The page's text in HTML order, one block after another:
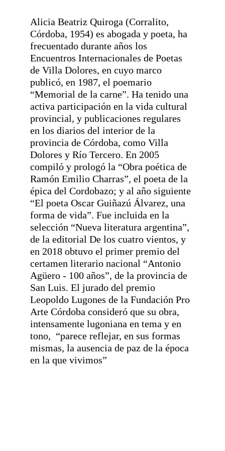
Alicia Beatriz Quiroga (Corralito,
Córdoba, 1954) es abogada y poeta, ha
frecuentado durante años los
Encuentros Internacionales de Poetas
de Villa Dolores, en cuyo marco
publicó, en 1987, el poemario
“Memorial de la carne”. Ha tenido una
activa participación en la vida cultural
provincial, y publicaciones regulares
en los diarios del interior de la
provincia de Córdoba, como Villa
Dolores y Río Tercero. En 2005
compiló y prologó la “Obra poética de
Ramón Emilio Charras”, el poeta de la
épica del Cordobazo; y al año siguiente
“El poeta Oscar Guiñazú Álvarez, una
forma de vida”. Fue incluida en la
selección “Nueva literatura argentina”,
de la editorial De los cuatro vientos, y
en 2018 obtuvo el primer premio del
certamen literario nacional “Antonio
Agüero - 100 años”, de la provincia de
San Luis. El jurado del premio
Leopoldo Lugones de la Fundación Pro
Arte Córdoba consideró que su obra,
intensamente lugoniana en tema y en
tono,  “parece reflejar, en sus formas
mismas, la ausencia de paz de la época
en la que vivimos”